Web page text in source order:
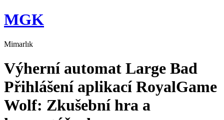
Skip
to
MGK
Mimarlık
Výherní automat Large Bad
Přihlášení aplikací RoyalGame
Wolf: Zkušební hra a